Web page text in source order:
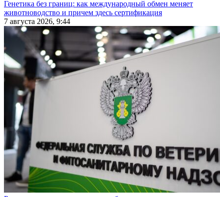
Генетика без границ: как международный обмен меняет
животноводство и причем здесь сертификация
7 августа 2026, 9:44